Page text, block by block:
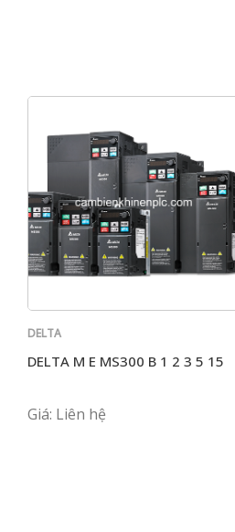
DELTA
DELTA M E MS300 B 1 2 3 5 15
Giá: Liên hệ